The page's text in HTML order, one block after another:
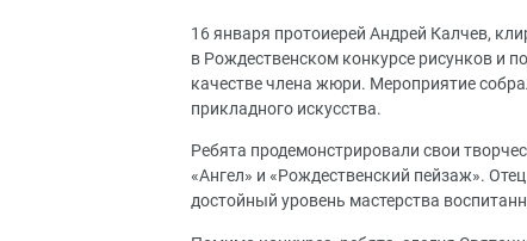
16 января протоиерей Андрей Калчев,
в Рождественском конкурсе рисунков и
качестве члена жюри. Мероприятие
прикладного искусства.
Ребята продемонстрировали свои
«Ангел» и «Рождественский пейзаж».
достойный уровень мастерства